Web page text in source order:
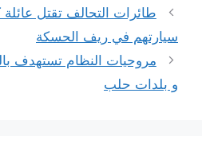
طائرات التحالف تقتل
سيارتهم في ريف الحسكة
مروحيات النظام تستهدف
و بلدات حلب